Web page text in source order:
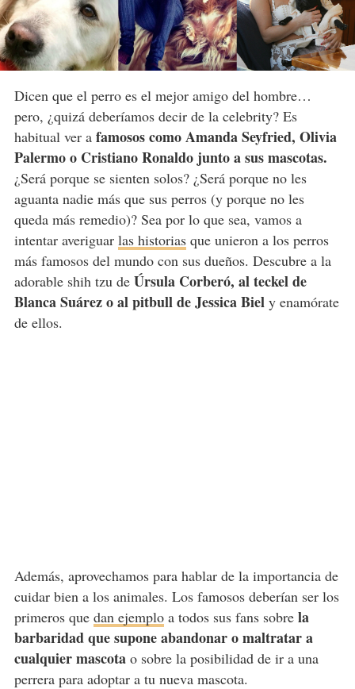
Dicen que el perro es el mejor amigo del hombre…
pero, ¿quizá deberíamos decir de la celebrity? Es
habitual ver afamosos como Amanda Seyfried, Olivia
Palermo o Cristiano Ronaldo junto a sus mascotas.
¿Será porque se sienten solos? ¿Será porque no les
aguanta nadie más que sus perros (y porque no les
queda más remedio)? Sea por lo que sea, vamos a
intentar averiguar las historiasque unieron a los perros
más famosos del mundo con sus dueños. Descubre a la
adorable shih tzu deÚrsula Corberó, al teckel de
Blanca Suárez o al pitbull de Jessica Biel y enamórate
de ellos.
Además, aprovechamos para hablar de la importancia de
cuidar bien a los animales. Los famosos deberían ser los
primeros que dan ejemploa todos sus fans sobre la
barbaridad que supone abandonar o maltratar a
cualquier mascotao sobre la posibilidad de ir a una
perrera para adoptar a tu nueva mascota.